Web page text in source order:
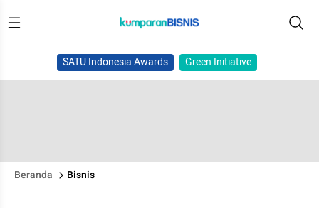
SATU Indonesia Awards Green Initiative
Beranda Bisnis